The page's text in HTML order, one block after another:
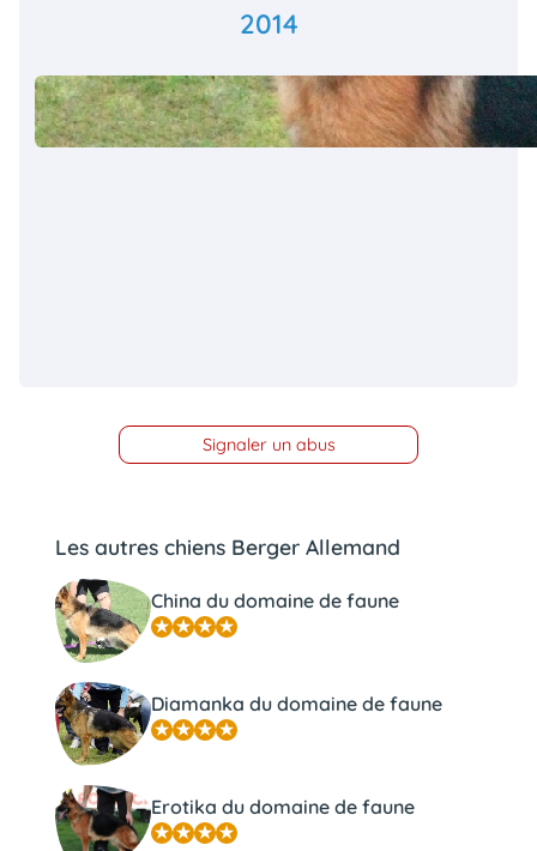
2014
Signaler un abus
Les autres chiens Berger Allemand
China du domaine de faune
Diamanka du domaine de faune
Erotika du domaine de faune